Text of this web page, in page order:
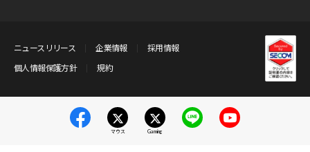
ニュースリリース 企業情報
採用情報
個人情報保護方針
規約
マウス Gaming